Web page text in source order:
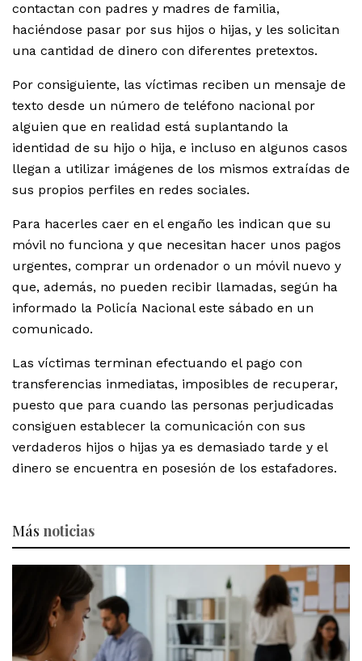
contactan con padres y madres de familia,
haciéndose pasar por sus hijos o hijas, y les solicitan
una cantidad de dinero con diferentes pretextos.
Por consiguiente, las víctimas reciben un mensaje de
texto desde un número de teléfono nacional por
alguien que en realidad está suplantando la
identidad de su hijo o hija, e incluso en algunos casos
llegan a utilizar imágenes de los mismos extraídas de
sus propios perfiles en redes sociales.
Para hacerles caer en el engaño les indican que su
móvil no funciona y que necesitan hacer unos pagos
urgentes, comprar un ordenador o un móvil nuevo y
que, además, no pueden recibir llamadas, según ha
informado la Policía Nacional este sábado en un
comunicado.
Las víctimas terminan efectuando el pago con
transferencias inmediatas, imposibles de recuperar,
puesto que para cuando las personas perjudicadas
consiguen establecer la comunicación con sus
verdaderos hijos o hijas ya es demasiado tarde y el
dinero se encuentra en posesión de los estafadores.
Más noticias